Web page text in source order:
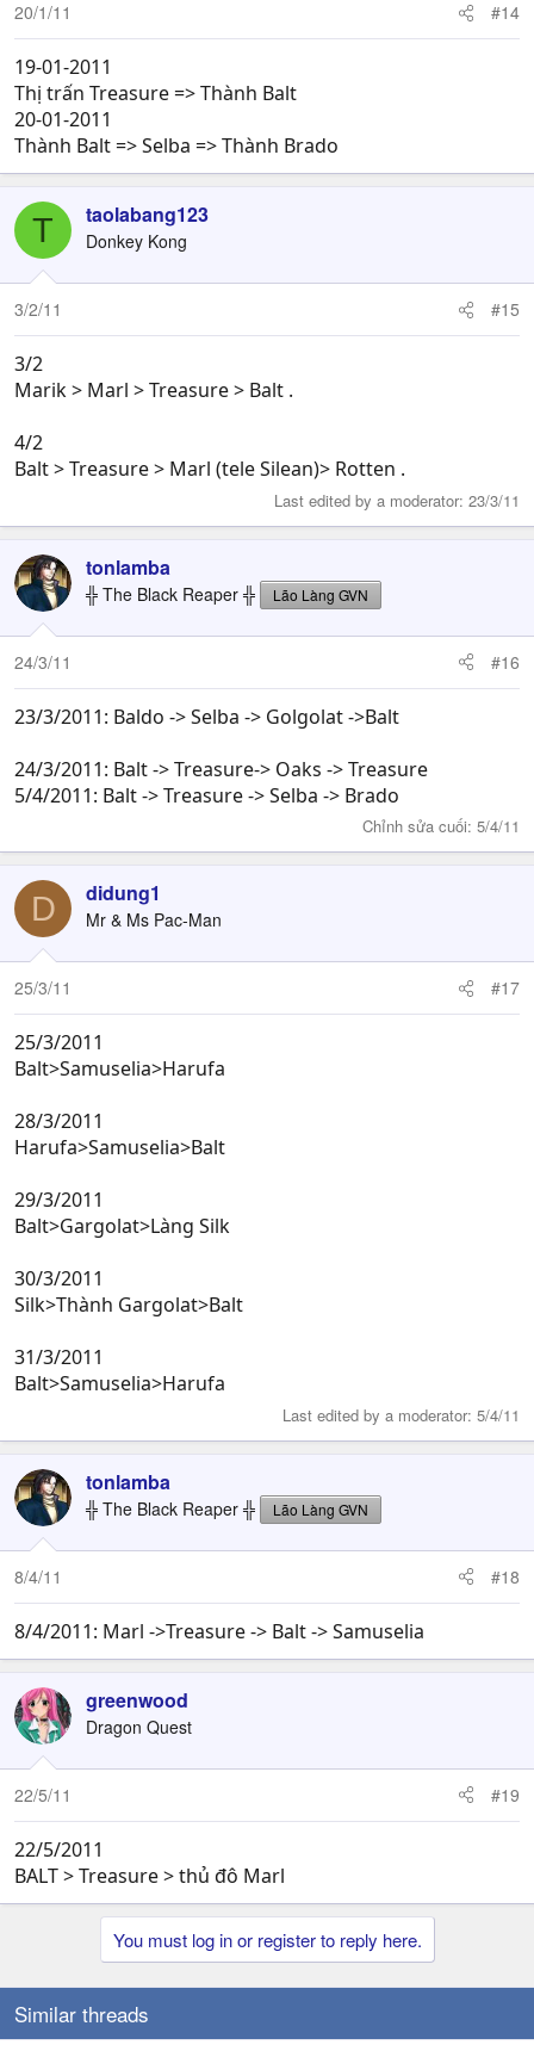
20/1/11 #14
19-01-2011
Thị trấn Treasure => Thành Balt
20-01-2011
Thành Balt => Selba => Thành Brado
T taolabang123
Donkey Kong
3/2/11 #15
3/2
Marik > Marl > Treasure > Balt .
4/2
Balt > Treasure > Marl (tele Silean)> Rotten .
Last edited by a moderator: 23/3/11
tonlamba
╬ The Black Reaper ╬ Lão Làng GVN
24/3/11 #16
23/3/2011: Baldo -> Selba -> Golgolat ->Balt
24/3/2011: Balt -> Treasure-> Oaks -> Treasure
5/4/2011: Balt -> Treasure -> Selba -> Brado
Chỉnh sửa cuối: 5/4/11
D didung1
Mr & Ms Pac-Man
25/3/11 #17
25/3/2011
Balt>Samuselia>Harufa
28/3/2011
Harufa>Samuselia>Balt
29/3/2011
Balt>Gargolat>Làng Silk
30/3/2011
Silk>Thành Gargolat>Balt
31/3/2011
Balt>Samuselia>Harufa
Last edited by a moderator: 5/4/11
tonlamba
╬ The Black Reaper ╬ Lão Làng GVN
8/4/11 #18
8/4/2011: Marl ->Treasure -> Balt -> Samuselia
greenwood
Dragon Quest
22/5/11 #19
22/5/2011
BALT > Treasure > thủ đô Marl
You must log in or register to reply here.
Similar threads